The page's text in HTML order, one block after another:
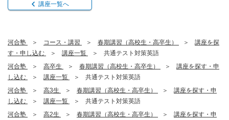
講座一覧へ
河合塾 コース・講習 春期講習（高校生・高卒生）
講座を探
す・申し込む
講座一覧
共通テスト対策英語
河合塾
高卒生 春期講習（高校生・高卒生）
講座を探す・申
し込む
講座一覧
共通テスト対策英語
河合塾
高3生 春期講習（高校生・高卒生）
講座を探す・申
し込む
講座一覧
共通テスト対策英語
河合塾
高2生 春期講習（高校生・高卒生）
講座を探す・申